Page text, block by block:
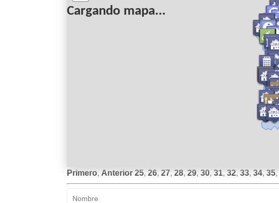
Cargando mapa...
Primero, Anterior 25, 26, 27, 28, 29, 30, 31, 32, 33, 34, 35,